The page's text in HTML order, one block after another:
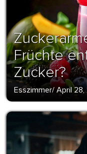
Früchte
Zucker?
Esszimmer/April